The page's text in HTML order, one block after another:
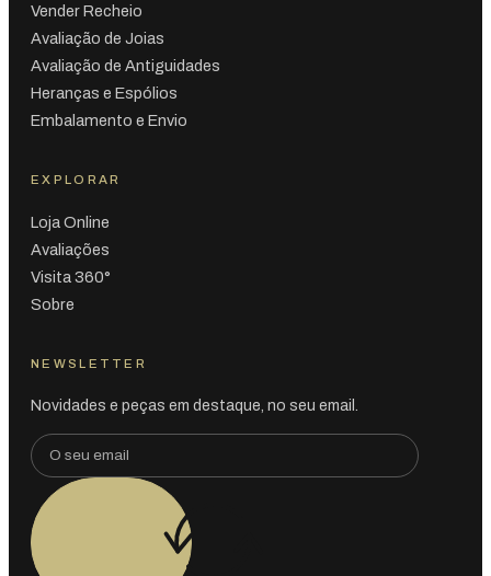
Vender Recheio
Avaliação de Joias
Avaliação de Antiguidades
Heranças e Espólios
Embalamento e Envio
EXPLORAR
Loja Online
Avaliações
Visita 360°
Sobre
NEWSLETTER
Novidades e peças em destaque, no seu email.